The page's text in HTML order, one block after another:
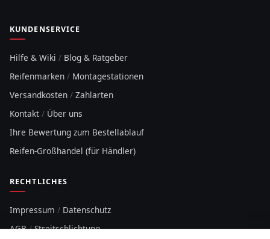
KUNDENSERVICE
Hilfe & Wiki / Blog & Ratgeber
Reifenmarken / Montagestationen
Versandkosten / Zahlarten
Kontakt / Über uns
Ihre Bewertung zum Bestellablauf
Reifen-Großhandel (für Händler)
RECHTLICHES
Impressum / Datenschutz
AGB/Streitschlichtung